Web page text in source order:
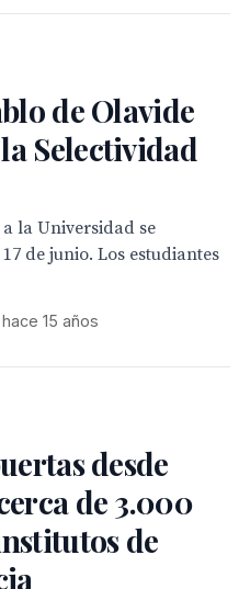
de Olavide
Selectividad
a la Universidad se
de junio. Los estudiantes
hace 15 años
desde
de 3.000
de